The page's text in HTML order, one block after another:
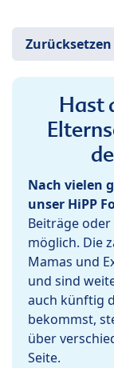
Hast
Nach vielen
unser HiPP
Beiträge
möglich. Die
Mamas und
und sind
auch künftig
bekommst,
über
Seite.